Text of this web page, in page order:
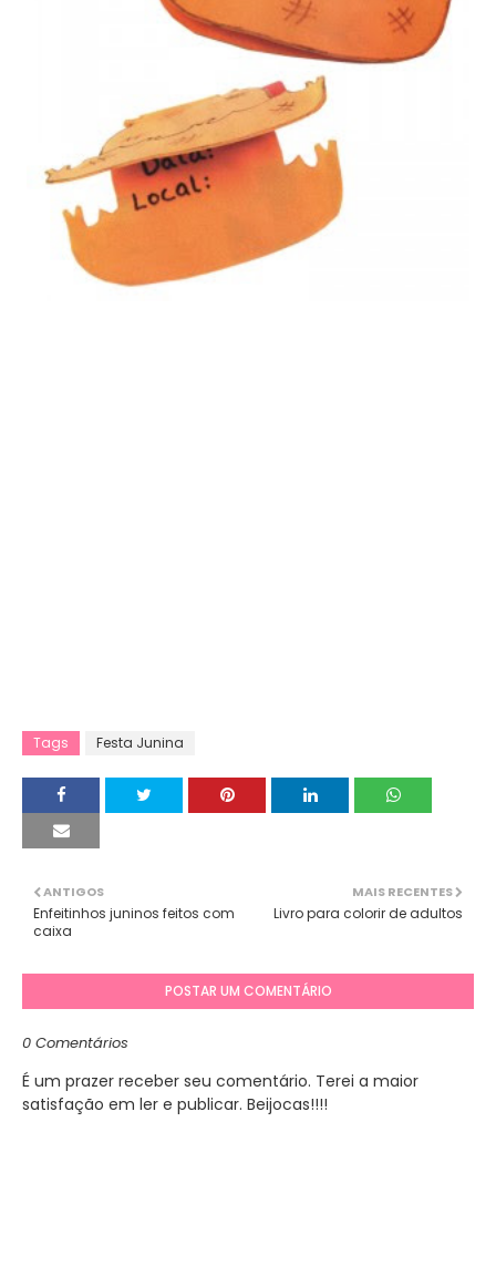
Tags Festa Junina
MAIS RECENTES
Livro para colorir de adultos
ANTIGOS
Enfeitinhos juninos feitos com
caixa
POSTAR UM COMENTÁRIO
0 Comentários
É um prazer receber seu comentário. Terei a maior
satisfação em ler e publicar. Beijocas!!!!